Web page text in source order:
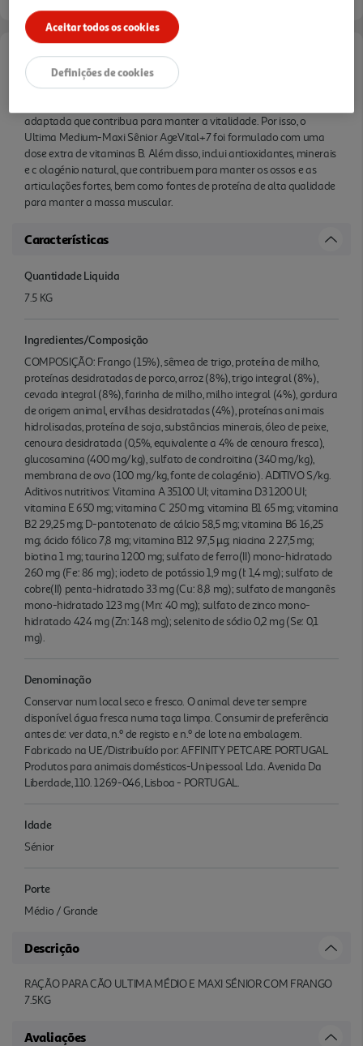
Informações de Marketing
adaptada que contribua para manter a vitalidade. Por isso, o
Ultima Medium-Maxi Sênior AgeVital+7 foi formulado com uma
dose extra de vitaminas B. Além disso, inclui antioxidantes, minerais
e c olagénio natural, que contribuem para manter os ossos e as
articulações fortes, bem como fontes de proteína de alta qualidade
para manter a massa muscular.
Características
Quantidade Liquida
7.5 KG
Ingredientes/Composição
COMPOSIÇÃO: Frango (15%), sêmea de trigo, proteína de milho,
proteínas desidratadas de porco, arroz (8%), trigo integral (8%),
cevada integral (8%), farinha de milho, milho integral (4%), gordura
de origem animal, ervilhas desidratadas (4%), proteínas ani mais
hidrolisadas, proteína de soja, substâncias minerais, óleo de peixe,
cenoura desidratada (0,5%, equivalente a 4% de cenoura fresca),
glucosamina (400 mg/kg), sulfato de condroitina (340 mg/kg),
membrana de ovo (100 mg/kg, fonte de colagénio). ADITIVO S/kg.
Aditivos nutritivos: Vitamina A 35100 UI; vitamina D3 1200 UI;
vitamina E 650 mg; vitamina C 250 mg; vitamina B1 65 mg; vitamina
B2 29,25 mg; D-pantotenato de cálcio 58,5 mg; vitamina B6 16,25
mg; ácido fólico 7,8 mg; vitamina B12 97,5 µg; niacina 2 27,5 mg;
biotina 1 mg; taurina 1200 mg; sulfato de ferro(II) mono-hidratado
260 mg (Fe: 86 mg); iodeto de potássio 1,9 mg (I: 1,4 mg); sulfato de
cobre(II) penta-hidratado 33 mg (Cu: 8,8 mg); sulfato de manganês
mono-hidratado 123 mg (Mn: 40 mg); sulfato de zinco mono-
hidratado 424 mg (Zn: 148 mg); selenito de sódio 0,2 mg (Se: 0,1
mg).
Denominação
Conservar num local seco e fresco. O animal deve ter sempre
disponível água fresca numa taça limpa. Consumir de preferência
antes de: ver data, n.º de registo e n.º de lote na embalagem.
Fabricado na UE/Distribuído por: AFFINITY PETCARE PORTUGAL
Produtos para animais domésticos-Unipessoal Lda. Avenida Da
Liberdade, 110. 1269-046, Lisboa - PORTUGAL.
Idade
Sénior
Porte
Médio / Grande
Descrição
RAÇÃO PARA CÃO ULTIMA MÉDIO E MAXI SÉNIOR COM FRANGO
7.5KG
Avaliações
Aceitar todos os cookies
Definições de cookies